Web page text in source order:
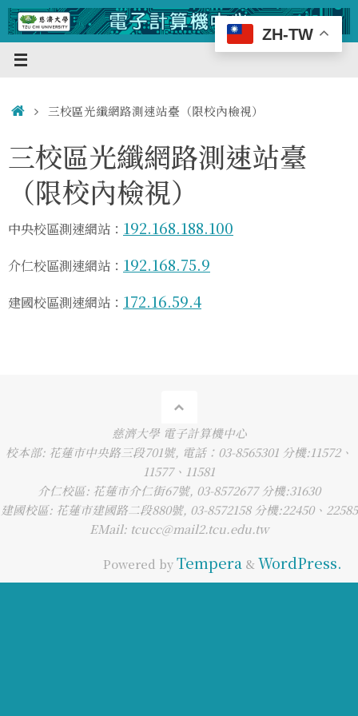
Skip
to
content
Home
三校區光纖網路測速站臺（限校內檢視）
三校區光纖網路測速站臺
（限校內檢視）
中央校區測速網站： 192.168.188.100
介仁校區測速網站： 192.168.75.9
建國校區測速網站： 172.16.59.4
慈濟大學 電子計算機中心
校本部: 花蓮市中央路三段701號, 電話：03-8565301 分機:11572、
11577、11581
介仁校區: 花蓮市介仁街67號, 03-8572677 分機:31630
建國校區: 花蓮市建國路二段880號, 03-8572158 分機:22450、22585
EMail: tcucc@mail2.tcu.edu.tw
Powered byTempera & WordPress.
ZH-TW